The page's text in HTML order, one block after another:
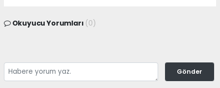
Okuyucu Yorumları (0)
Gönder